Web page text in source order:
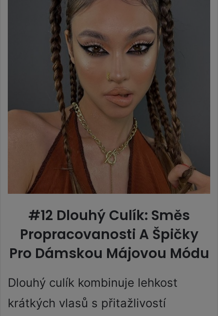
#12 Dlouhý Culík: Směs
Propracovanosti A Špičky
Pro Dámskou Májovou Módu
Dlouhý culík kombinuje lehkost
krátkých vlasů s přitažlivostí